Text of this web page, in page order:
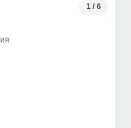
1 / 6